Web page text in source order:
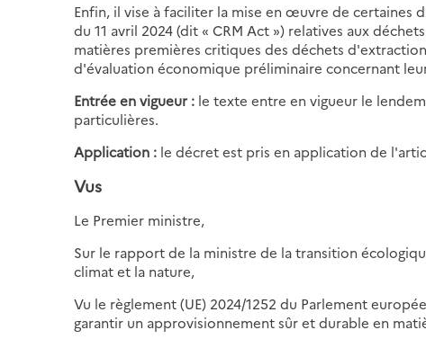
Enfin, il vise à faciliter la mise en œuvre de certaines
du 11 avril 2024 (dit « CRM Act ») relatives aux
matières premières critiques des déchets
d'évaluation économique préliminaire concernant
Entrée en vigueur : le texte entre en vigueur le
particulières.
Application : le décret est pris en application de
Vus
Le Premier ministre,
Sur le rapport de la ministre de la transition
climat et la nature,
Vu le règlement (UE) 2024/1252 du Parlement
garantir un approvisionnement sûr et durable en